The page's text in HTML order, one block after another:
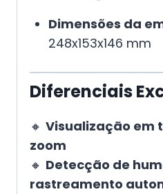
Dimensões da
248x153x146 mm
Diferenciais
🔸 Visualização em
zoom
🔸 Detecção de
rastreamento